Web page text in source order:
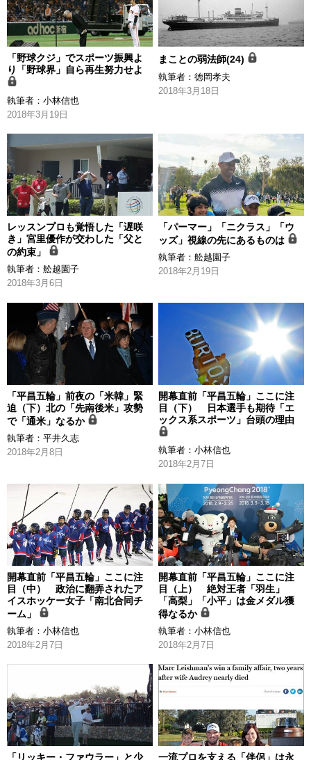
「野球クジ」でスポーツ振興よ
り「野球界」自ら再生努力せよ
執筆者： 小林信也
2018年3月19日
まことの弱法師(24)
執筆者：徳岡孝夫
2018年3月18日
レッスンプロも覚悟した「遅咲
き」宮里優作が交わした「父と
の約束」
執筆者： 舩越園子
2018年3月6日
「パーマー」「ニクラス」「ウ
ッズ」視線の先にあるものは
執筆者：舩越園子
2018年2月19日
「平昌五輪」前夜の「米韓」緊
迫（下）北の「先南後米」攻勢
で「通米」なるか
執筆者： 平井久志
2018年2月8日
開幕直前「平昌五輪」ここに注
目（下） 日本選手も期待「エ
ックス系スポーツ」台頭の理由
執筆者：小林信也
2018年2月7日
開幕直前「平昌五輪」ここに注
目（中） 政治に翻弄されたア
イスホッケー女子「南北合同チ
ーム」
執筆者： 小林信也
2018年2月7日
開幕直前「平昌五輪」ここに注
目（上） 絶対王者「羽生」
「高梨」「小平」は金メダル獲
得なるか
執筆者：小林信也
2018年2月7日
「リッキー・ファウラー」と少 一流プロを支える「伴侶」は永